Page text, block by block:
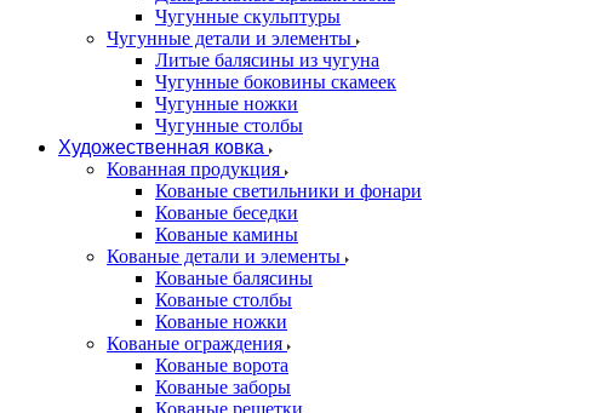
Чугунные скульптуры
Чугунные детали и элементы
Литые балясины из чугуна
Чугунные боковины скамеек
Чугунные ножки
Чугунные столбы
Художественная ковка
Кованная продукция
Кованые светильники и фонари
Кованые беседки
Кованые камины
Кованые детали и элементы
Кованые балясины
Кованые столбы
Кованые ножки
Кованые ограждения
Кованые ворота
Кованые заборы
Кованые решетки